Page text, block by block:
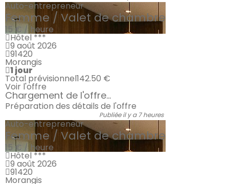
Auto-entrepreneur
Femme / Valet de chambre
15 € / heure
Hôtel ***
9 août 2026
91420
Morangis
1 jour
Total prévisionnel142.50 €
Voir l'offre
Chargement de l'offre...
Préparation des détails de l'offre
Publiée il y a 7 heures
Auto-entrepreneur
Femme / Valet de chambre
15 € / heure
Hôtel ***
9 août 2026
91420
Morangis